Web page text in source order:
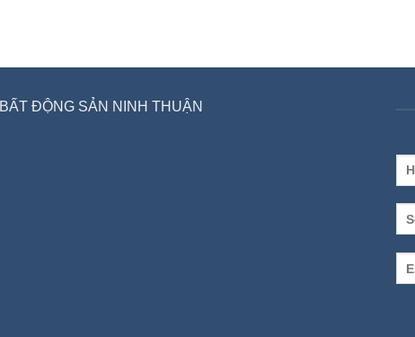
BẤT ĐỘNG SẢN NINH THUẬN